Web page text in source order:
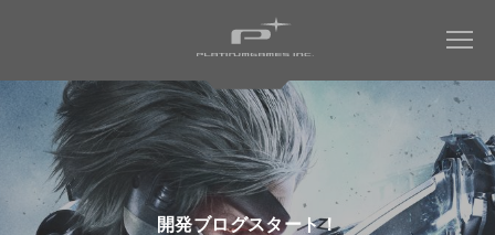
COMPANY
会社情報トップ
WORKS
開発ブログスタート！